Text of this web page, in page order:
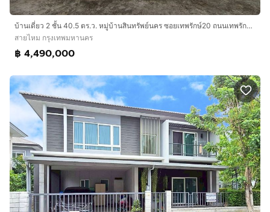
บ้านเดี่ยว 2 ชั้น 40.5 ตร.ว. หมู่บ้านสินทรัพย์นคร ซอยเทพรักษ์20 ถนนเทพรักษ์ ถนนพหลโยธิน เขตบางเขน กรุงเทพมหานคร
สายไหม กรุงเทพมหานคร
฿ 4,490,000